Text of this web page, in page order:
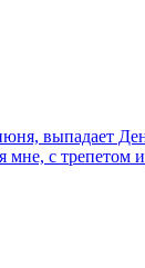
выпадает
мне, с